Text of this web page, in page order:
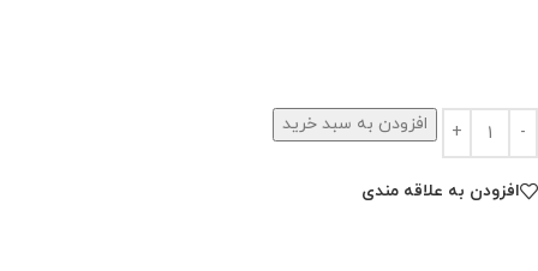
افزودن به سبد خرید
افزودن به علاقه مندی